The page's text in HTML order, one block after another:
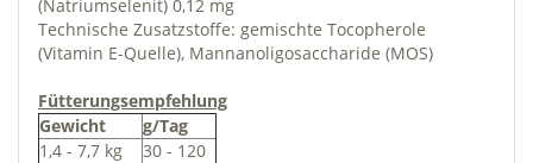
(Natriumselenit) 0,12 mg
Technische Zusatzstoffe: gemischte Tocopherole
(Vitamin E-Quelle), Mannanoligosaccharide (MOS)
Fütterungsempfehlung
Gewicht
g/Tag
1,4 - 7,7 kg
30 - 120